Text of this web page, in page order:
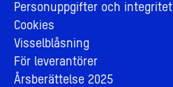
Personuppgifter och integritet
Cookies
Visselblåsning
För leverantörer
Årsberättelse 2025